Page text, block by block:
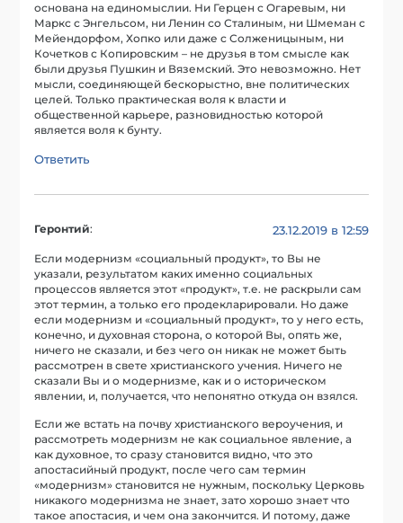
основана на единомыслии. Ни Герцен с Огаревым, ни
Маркс с Энгельсом, ни Ленин со Сталиным, ни Шмеман с
Мейендорфом, Хопко или даже с Солженицыным, ни
Кочетков с Копировским – не друзья в том смысле как
были друзья Пушкин и Вяземский. Это невозможно. Нет
мысли, соединяющей бескорыстно, вне политических
целей. Только практическая воля к власти и
общественной карьере, разновидностью которой
является воля к бунту.
Ответить
Геронтий: 23.12.2019 в 12:59
Если модернизм «социальный продукт», то Вы не
указали, результатом каких именно социальных
процессов является этот «продукт», т.е. не раскрыли сам
этот термин, а только его продекларировали. Но даже
если модернизм и «социальный продукт», то у него есть,
конечно, и духовная сторона, о которой Вы, опять же,
ничего не сказали, и без чего он никак не может быть
рассмотрен в свете христианского учения. Ничего не
сказали Вы и о модернизме, как и о историческом
явлении, и, получается, что непонятно откуда он взялся.
Если же встать на почву христианского вероучения, и
рассмотреть модернизм не как социальное явление, а
как духовное, то сразу становится видно, что это
апостасийный продукт, после чего сам термин
«модернизм» становится не нужным, поскольку Церковь
никакого модернизма не знает, зато хорошо знает что
такое апостасия, и чем она закончится. И потому, даже